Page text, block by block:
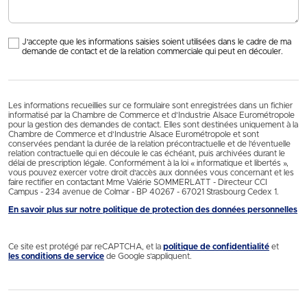
J'accepte que les informations saisies soient utilisées dans le cadre de ma
demande de contact et de la relation commerciale qui peut en découler.
Les informations recueillies sur ce formulaire sont enregistrées dans un fichier
informatisé par la Chambre de Commerce et d’Industrie Alsace Eurométropole
pour la gestion des demandes de contact. Elles sont destinées uniquement à la
Chambre de Commerce et d’Industrie Alsace Eurométropole et sont
conservées pendant la durée de la relation précontractuelle et de l’éventuelle
relation contractuelle qui en découle le cas échéant, puis archivées durant le
délai de prescription légale. Conformément à la loi « informatique et libertés »,
vous pouvez exercer votre droit d'accès aux données vous concernant et les
faire rectifier en contactant Mme Valérie SOMMERLATT - Directeur CCI
Campus - 234 avenue de Colmar - BP 40267 - 67021 Strasbourg Cedex 1.
En savoir plus sur notre politique de protection des données personnelles
Ce site est protégé par reCAPTCHA, et la politique de confidentialité et
les conditions de service de Google s’appliquent.